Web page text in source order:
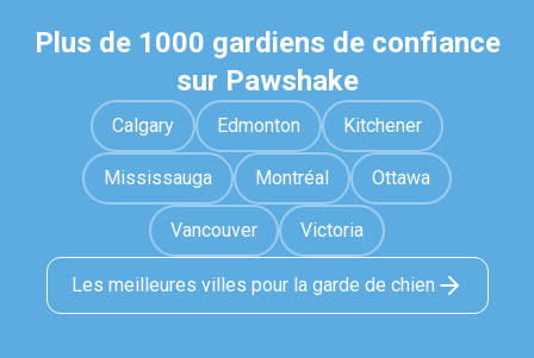
Plus de 1000 gardiens de confiance
sur Pawshake
Calgary Edmonton Kitchener
Mississauga Montréal Ottawa
Vancouver Victoria
Les meilleures villes pour la garde de chien